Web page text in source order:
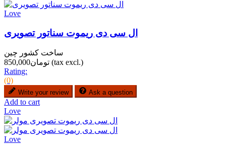
Love
ال سی دی ریموت سناتور تصویری
ساخت کشور چین
تومان850,000 (tax excl.)
Rating:
(0)
Write your review Ask a question
Add to cart
Love
Love